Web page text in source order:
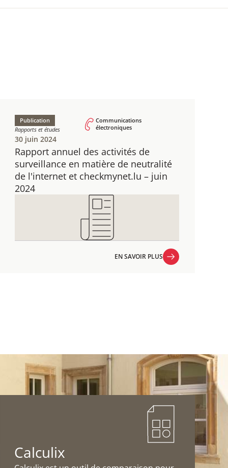
Rapport annuel des activités de
surveillance en matière de neutralité
de l'internet et checkmynet.lu – juin
2024​
Publication
Rapports et études
Communications
électroniques
30 juin 2024
EN SAVOIR PLUS
Calculix